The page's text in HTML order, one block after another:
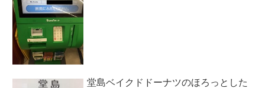
堂島ベイクドドーナツのほろっとした